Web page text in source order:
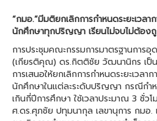
“กมอ.”มีมติยกเลิกการกำหนดระยะเวลา
นักศึกษาทุกปริญญา เรียนไม่จบไม่ต้องถู
การประชุมคณะกรรมการมาตรฐานการ
(เกียรติคุณ) ดร.กิตติชัย วัฒนานิกร เป็น
การเสนอให้ยกเลิกการกำหนดระยะเวลา
นักศึกษาในแต่ละระดับปริญญา กรณีกำห
เกินกี่ปีการศึกษา ใช้เวลาประมาณ 3 ชั่ว
ศ.ดร.ศุภชัย ปทุมนากุล เลขานุการ กมอ.